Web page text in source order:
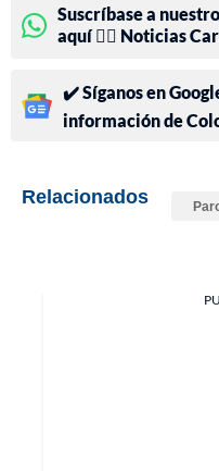
Suscríbase a
aquí 👉🏻 Noticias
✔️ Síganos en
información de
Relacionados